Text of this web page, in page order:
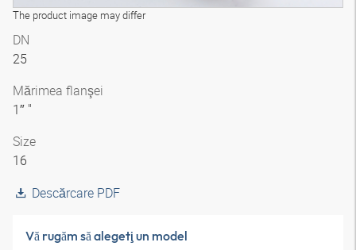
The product image may differ
DN
25
Mărimea flanşei
1″ "
Size
16
Descărcare PDF
Vă rugăm să alegeţi un model